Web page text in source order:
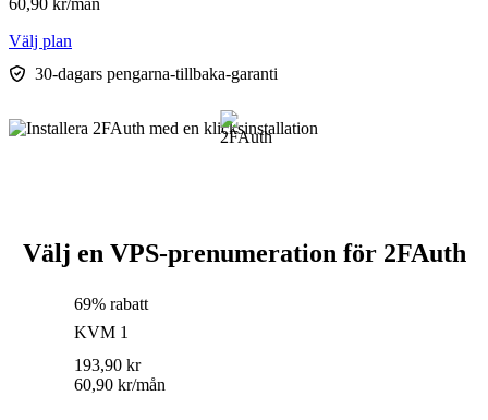
60,90 kr/mån
Välj plan
30-dagars pengarna-tillbaka-garanti
Välj en VPS-prenumeration för 2FAuth
69% rabatt
KVM 1
193,90 kr
60,90 kr/mån